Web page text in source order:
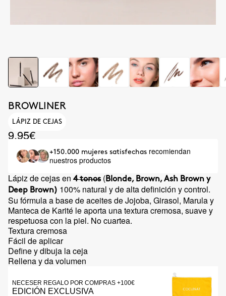
BROWLINER
LÁPIZ DE CEJAS
9.95€
+150.000 mujeres satisfechas recomiendan
nuestros productos
Lápiz de cejas en 4 tonos ( Blonde, Brown, Ash Brown y
Deep Brown) 100% natural y de alta definición y control.
Su fórmula a base de aceites de Jojoba, Girasol, Marula y
Manteca de Karité le aporta una textura cremosa, suave y
respetuosa con la piel. No cuartea.
Textura cremosa
Fácil de aplicar
Define y dibuja la ceja
Rellena y da volumen
NECESER REGALO POR COMPRAS +100€
EDICIÓN EXCLUSIVA